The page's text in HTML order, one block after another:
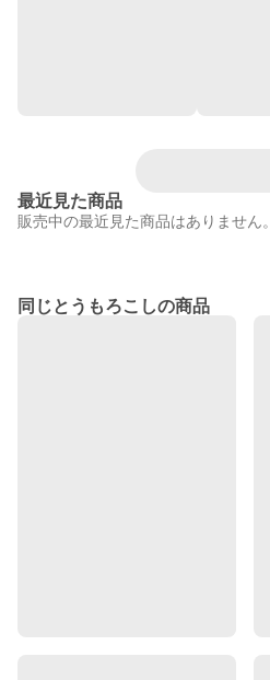
最近見た商品
販売中の最近見た商品はありません。
同じとうもろこしの商品